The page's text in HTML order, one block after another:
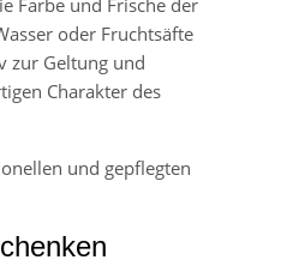
Farbe und Frische der
oder Fruchtsäfte
zur Geltung und
Charakter des
und gepflegten